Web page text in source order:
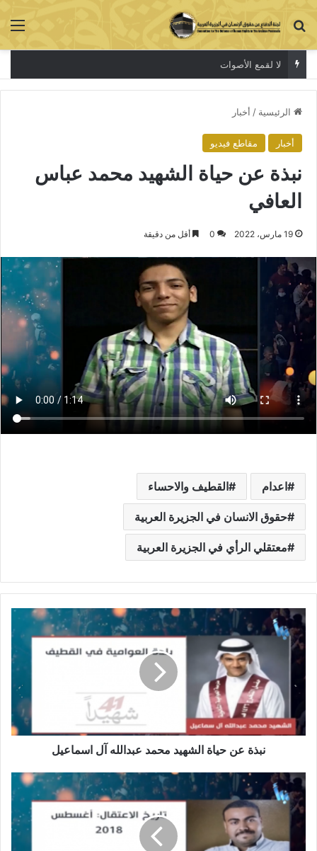
بحث عن
لا لقمع الأصوات
الرئيسية / أخبار
أخبار مقاطع فيديو
نبذة عن حياة الشهيد محمد عباس
العافي
19 مارس، 2022 0 أقل من دقيقة
اعدام القطيف والاحساء
حقوق الانسان في الجزيرة العربية
معتقلي الرأي في الجزيرة العربية
نبذة عن حياة الشهيد محمد عبدالله آل اسماعيل